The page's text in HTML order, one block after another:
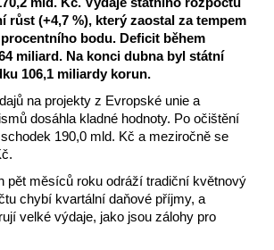
růst (+4,7 %), který zaostal za tempem
bodu. Deficit během
miliard. Na konci dubna byl státní
106,1 miliardy korun.
na projekty z Evropské unie a
dosáhla kladné hodnoty. Po očištění
190,0 mld. Kč a meziročně se
pět měsíců roku odráží tradiční květnový
chybí kvartální daňové příjmy, a
velké výdaje, jako jsou zálohy pro